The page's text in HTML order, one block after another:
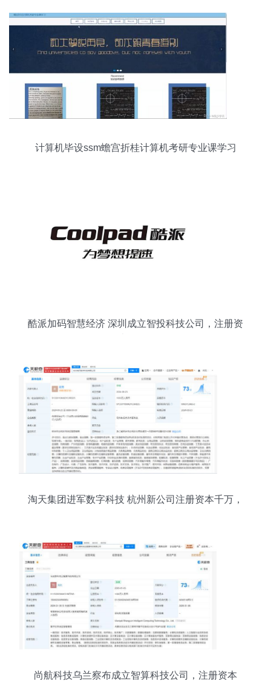
计算机毕设ssm蟾宫折桂计算机考研专业课学习
酷派加码智慧经济 深圳成立智投科技公司，注册资
淘天集团进军数字科技 杭州新公司注册资本千万，
尚航科技乌兰察布成立智算科技公司，注册资本